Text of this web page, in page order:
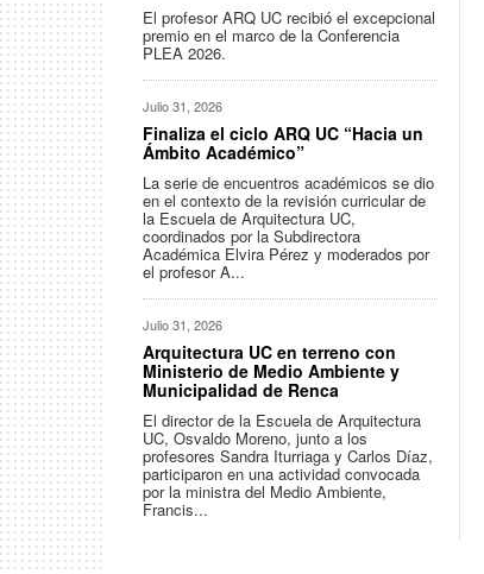
El profesor ARQ UC recibió el excepcional
premio en el marco de la Conferencia
PLEA 2026.
Julio 31, 2026
Finaliza el ciclo ARQ UC “Hacia un
Ámbito Académico”
La serie de encuentros académicos se dio
en el contexto de la revisión curricular de
la Escuela de Arquitectura UC,
coordinados por la Subdirectora
Académica Elvira Pérez y moderados por
el profesor A...
Julio 31, 2026
Arquitectura UC en terreno con
Ministerio de Medio Ambiente y
Municipalidad de Renca
El director de la Escuela de Arquitectura
UC, Osvaldo Moreno, junto a los
profesores Sandra Iturriaga y Carlos Díaz,
participaron en una actividad convocada
por la ministra del Medio Ambiente,
Francis...